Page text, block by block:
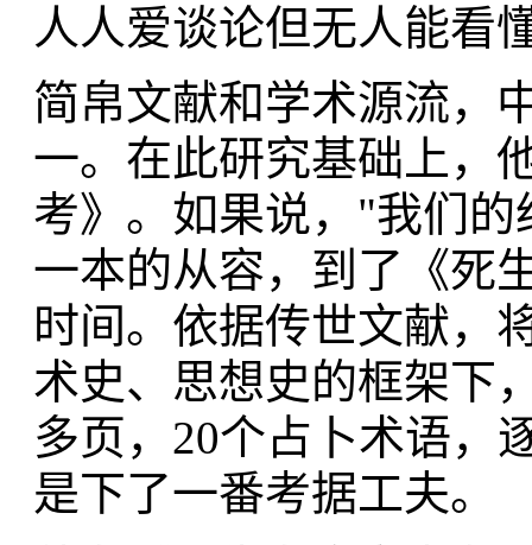
人人爱谈论但无人能看
简帛文献和学术源流，
一。在此研究基础上，
考》。如果说，"我们
一本的从容，到了《死
时间。依据传世文献，
术史、思想史的框架下
多页，20个占卜术语，
是下了一番考据工夫。